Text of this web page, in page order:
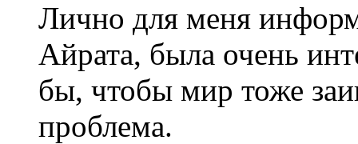
Лично для меня
Айрата, была очень
бы, чтобы мир тоже
проблема.